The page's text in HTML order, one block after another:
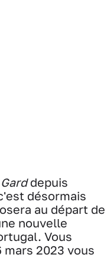
depuis
désormais
au départ de
nouvelle
Vous
mars 2023 vous